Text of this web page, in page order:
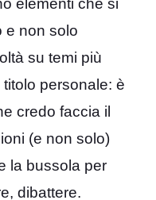
elementi che si
e non solo
su temi più
personale: è
credo faccia il
(e non solo)
la bussola per
dibattere.